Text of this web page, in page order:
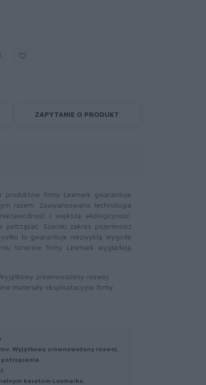
ZAPYTANIE O PRODUKT
produktów firmy Lexmark gwarantuje
razem. Zaawansowana technologia
i większą ekologiczność.
Szeroki zakres pojemności
to gwarantuje niezwykłą wygodę
tonerów firmy Lexmark wyglądają
zrównoważony rozwój.
materiały eksploatacyjne firmy
Wyjątkowy zrównoważony rozwój.
kasetom Lexmarka.